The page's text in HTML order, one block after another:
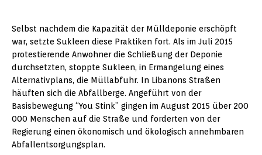
Selbst nachdem die Kapazität der Mülldeponie erschöpft
war, setzte Sukleen diese Praktiken fort. Als im Juli 2015
protestierende Anwohner die Schließung der Deponie
durchsetzten, stoppte Sukleen, in Ermangelung eines
Alternativplans, die Müllabfuhr. In Libanons Straßen
häuften sich die Abfallberge. Angeführt von der
Basisbewegung “You Stink” gingen im August 2015 über 200
000 Menschen auf die Straße und forderten von der
Regierung einen ökonomisch und ökologisch annehmbaren
Abfallentsorgungsplan.